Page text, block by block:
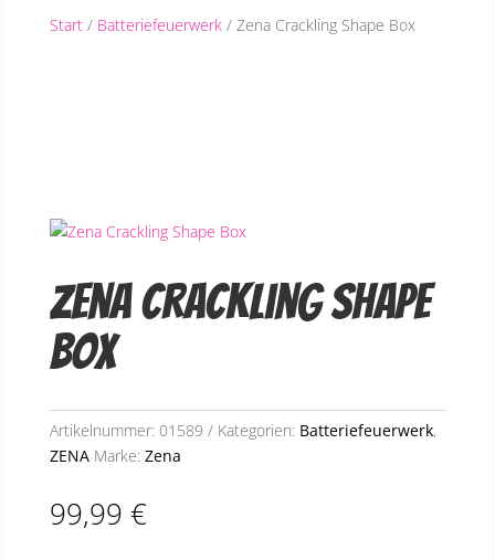
Start/ Batteriefeuerwerk/ Zena Crackling Shape Box
Zena Crackling Shape
Box
Artikelnummer: 01589 Kategorien: Batteriefeuerwerk,
ZENA Marke: Zena
99,99 €